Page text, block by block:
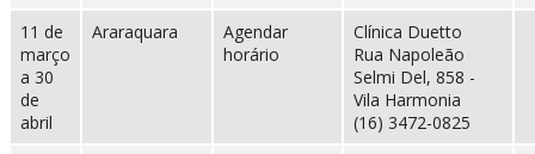
11 de
março
a 30
de
abril
Araraquara
Agendar
horário
Clínica Duetto
Rua Napoleão
Selmi Del, 858 -
Vila Harmonia
(16) 3472-0825